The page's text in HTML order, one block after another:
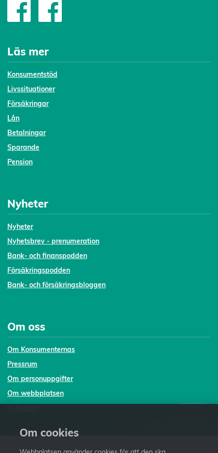
Läs mer
Konsumentstöd
Livssituationer
Försäkringar
Lån
Betalningar
Sparande
Pension
Nyheter
Nyheter
Nyhetsbrev - prenumeration
Bank- och finanspodden
Försäkringspodden
Bank- och försäkringsbloggen
Om oss
Om Konsumenternas
Pressrum
Om personuppgifter
Om webbplatsen
Om cookies